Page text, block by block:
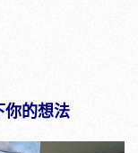
你的想法